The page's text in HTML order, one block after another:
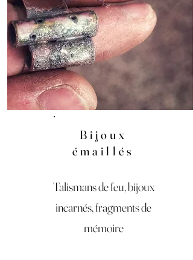
Bijoux
émaillés
Talismans de feu, bijoux
incarnés, fragments de
mémoire